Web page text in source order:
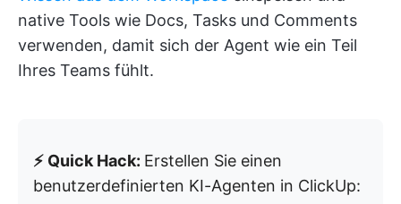
native Tools wie Docs, Tasks und Comments
verwenden, damit sich der Agent wie ein Teil
Ihres Teams fühlt.
⚡ Quick Hack: Erstellen Sie einen
benutzerdefinierten KI-Agenten in ClickUp: